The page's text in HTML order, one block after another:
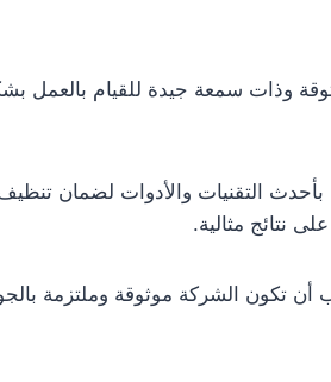
وذات سمعة جيدة للقيام بالعمل
التقنيات والأدوات لضمان
نتائج مثالية.
تكون الشركة موثوقة وملتزمة